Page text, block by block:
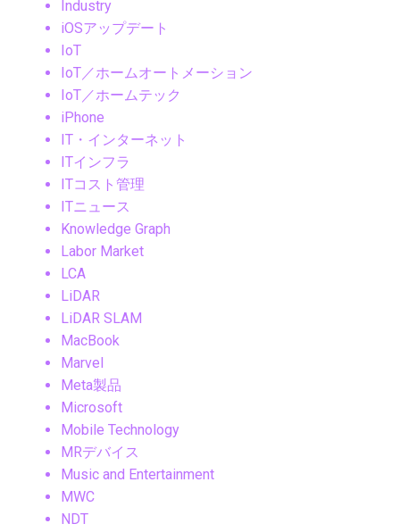
Industry
iOSアップデート
IoT
IoT／ホームオートメーション
IoT／ホームテック
iPhone
IT・インターネット
ITインフラ
ITコスト管理
ITニュース
Knowledge Graph
Labor Market
LCA
LiDAR
LiDAR SLAM
MacBook
Marvel
Meta製品
Microsoft
Mobile Technology
MRデバイス
Music and Entertainment
MWC
NDT